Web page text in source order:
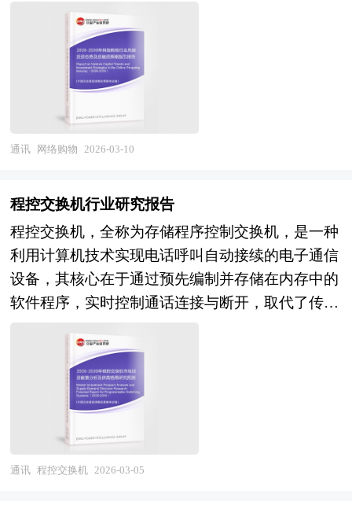
面，XR技术在工业巡检、职业培训、文旅展陈、
医疗健康等B端场景已形成可量化的投资回报，但
在C端消费级市场尚未出现真正意义上的"杀手级应
用"，用户留存率与使用频次仍有较大提升空间。
与此同时，苹果Vision Pro的发布引发行业对空间
计算范式的广泛关注，国内头部科技企业、初创公
XR创新高地，产业竞争格局呈现多元化、差异化
发展态势。 展望未来，XR产业的发展将深度融入
数字中国建设和实体经济数字化转型战略，呈现
出"技术融合创新、场景纵深渗透、生态开放协
同"的演进趋势。在技术演进维度，人工智能尤其
内容生产门槛并提升虚拟角色的智能交互水平，
5G-A/6G网络的商用部署将解决移动场景下的算力
约束与传输延迟问题，光波导、全息显示、可变焦
显示等前沿光学技术将推动消费级AR眼镜向轻薄
化、全天候佩戴方向演进。在应用拓展维度，工业
元宇宙将成为制造业数字化转型的核心场景，XR
规律的理解和模拟能力，文生视频、图生视频、视
频续写的质量与时效性快速提升，但长视频一致
性、复杂场景物理合理性、精细动作控制等瓶颈仍
待突破；AI视频编辑工具在智能剪辑、自动配音、
实时换脸、动态抠像等功能上趋于成熟，显著降低
专业视频制作门槛；数字人技术在形象生成、语音
驱动、情感表达等方面取得进展，虚拟主播、数字
面，短视频平台成为AI视频技术的主要试验场和流
量入口，广告营销领域率先实现AI生成素材的规模
化投放测试，影视制作领域在概念设计、分镜预
演、虚拟场景等环节探索人机协作流程，教育领域
尝试个性化视频课程生成，但大规模商业化应用仍
竞争格局层面，互联网科技巨头依托算力和数据优
势布局基础大模型，专业AI公司聚焦垂直场景打磨
产品，传统影视软件厂商加速AI功能集成，但高质
量训练数据获取、算力成本优化、差异化商业模式
构建仍是共性难题。与此同时，行业面临深度伪造
（Deepfake）带来的虚假信息风险、训练数据版权
专业风险投资机构或战略投资者发起，通过注入资
金、资源和管理经验，帮助被投企业在激烈的市场
竞争中快速扩张、优化供应链、提升用户体验并实
现规模化盈利。 随着中国数字经济的蓬勃发展，
网络购物已从传统货架式电商演变为涵盖社交电
商、直播带货、内容种草、AI推荐与即时零售的多
人货场关系、提升转化效率和用户黏性的创新模
本，待其发育相对成熟后，通过市场退出机制将所
投入的资本由股权形态转化为资金形态，以收回投
资，取得高额风险收益。全球风险资本市场已进入
新一轮快速发展的周期。除了成熟投资热点地区
外，包括中国和印度、英国等新兴热点地区的风险
投资市场发展快速升温。 本报告由中研普华咨询
公司领衔撰写，在大量周密的市场调研基础上，主
要依据了国家统计局、国家商务部、国家财政部、
中国证券监督管理委员会、中国风险投资协会、中
国风险投资研究院、深圳创业投资同业公会、北京
创业投资协会、上海创业投资行业协会、网络购物
通讯 网络购物 2026-03-10
程控交换机行业研究报告
程控交换机，全称为存储程序控制交换机，是一种
利用计算机技术实现电话呼叫自动接续的电子通信
设备，其核心在于通过预先编制并存储在内存中的
软件程序，实时控制通话连接与断开，取代了传统
通信从“机电时代”迈向“智能时代”的关键转折。该
系统由话路部分和控制部分构成，前者负责语音信
号的传输与交换，后者以中央处理器为核心，执行
呼叫处理、路由分析、计费管理及故障诊断等智能
化操作，具备高可靠性、灵活性强、服务功能丰富
等优势。 随着数字化转型的深入，程控交换机已
通讯 程控交换机 2026-03-05